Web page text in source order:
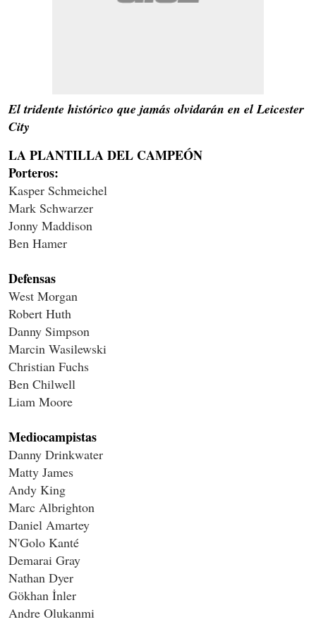
El tridente histórico que jamás olvidarán en el Leicester
City
LA PLANTILLA DEL CAMPEÓN
Porteros:
Kasper Schmeichel
Mark Schwarzer
Jonny Maddison
Ben Hamer
Defensas
West Morgan
Robert Huth
Danny Simpson
Marcin Wasilewski
Christian Fuchs
Ben Chilwell
Liam Moore
Mediocampistas
Danny Drinkwater
Matty James
Andy King
Marc Albrighton
Daniel Amartey
N'Golo Kanté
Demarai Gray
Nathan Dyer
Gökhan İnler
Andre Olukanmi